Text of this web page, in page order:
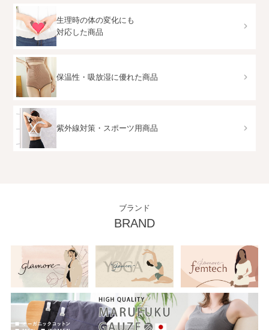
生理時の体の変化にも
対応した商品
保温性・吸放湿に優れた商品
紫外線対策・スポーツ用商品
ブランド
BRAND